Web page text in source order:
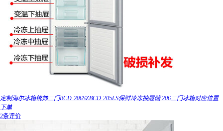
定制海尔冰箱统帅三门BCD-206SZBCD-205LS保鲜冷冻抽屉储 206三门冰箱对应位置
下单
2条评价